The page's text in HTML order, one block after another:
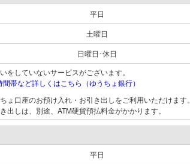
平日
土曜日
日曜日･休日
をしていないサービスがございます。
帯など詳しくはこちら（ゆうちょ銀行）
ょ口座のお預け入れ・お引き出しをご利用いただけます。
出しは、別途、ATM硬貨預払料金がかかります。
平日